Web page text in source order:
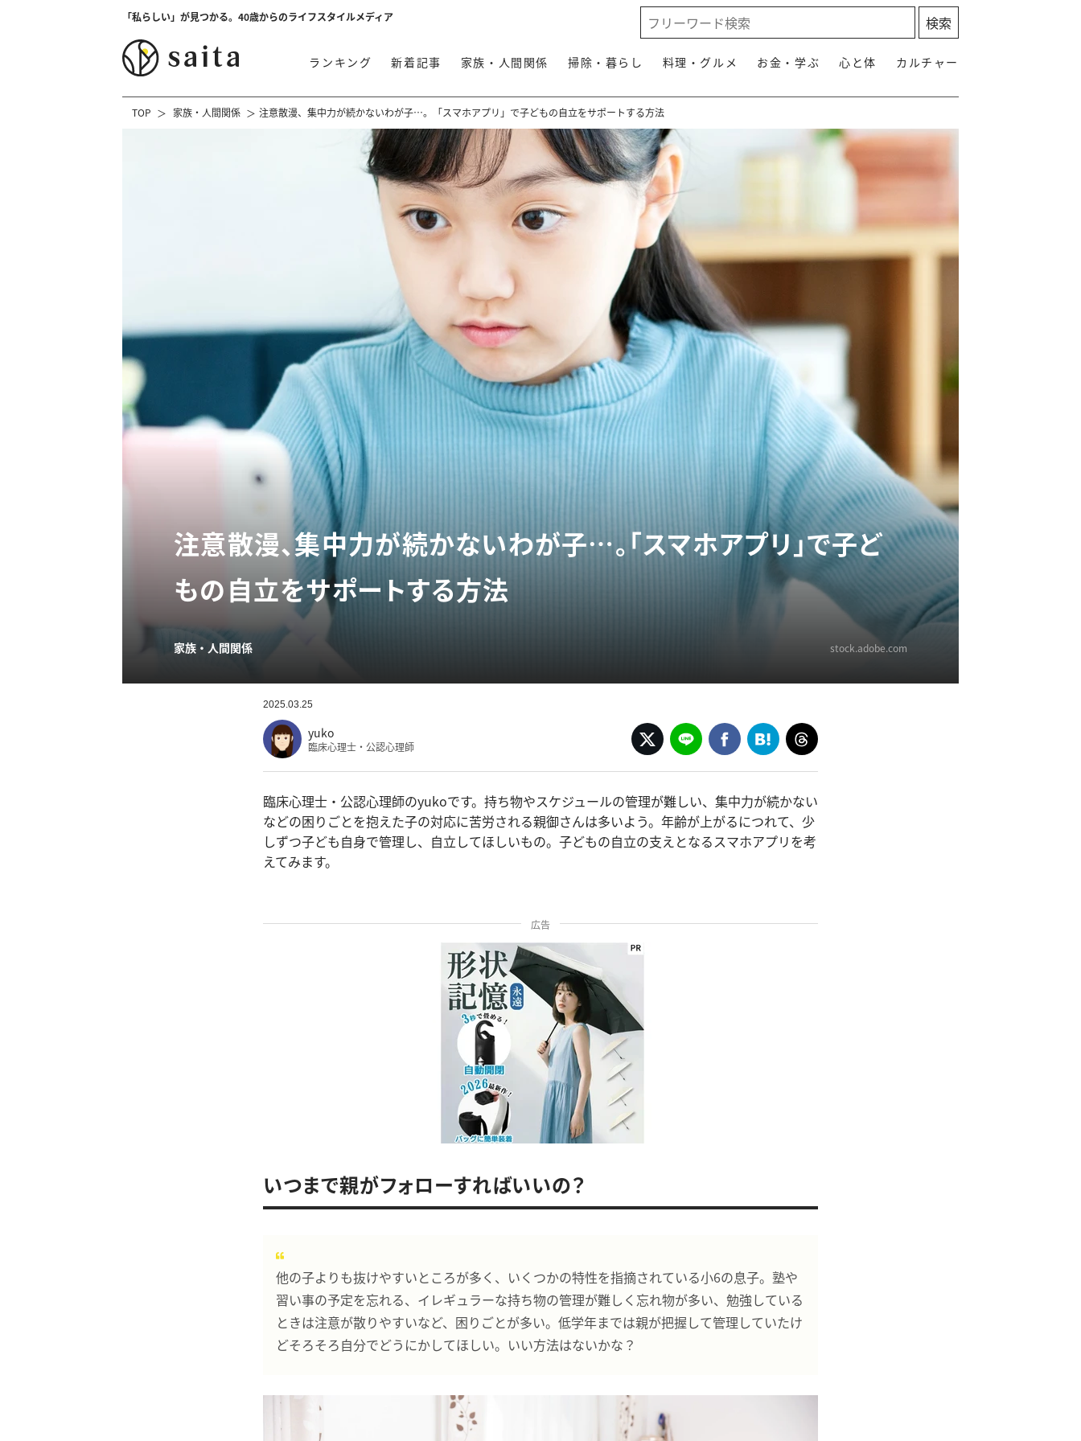
「私らしい」が見つかる。40歳からのライフスタイルメディア
ランキング 新着記事 家族・人間関係 掃除・暮らし 料理・グルメ お金・学ぶ 心と体 カルチャー
TOP 家族・人間関係 注意散漫、集中力が続かないわが子…。「スマホアプリ」で子どもの自立をサポートする方法
注意散漫、集中力が続かないわが子…。「スマホアプリ」で子ど
もの自立をサポートする方法
家族・人間関係 stock.adobe.com
2025.03.25
yuko
臨床心理士・公認心理師
臨床心理士・公認心理師のyukoです。持ち物やスケジュールの管理が難しい、集中力が続かない
などの困りごとを抱えた子の対応に苦労される親御さんは多いよう。年齢が上がるにつれて、少
しずつ子ども自身で管理し、自立してほしいもの。子どもの自立の支えとなるスマホアプリを考
えてみます。
広告
いつまで親がフォローすればいいの？
他の子よりも抜けやすいところが多く、いくつかの特性を指摘されている小6の息子。塾や
習い事の予定を忘れる、イレギュラーな持ち物の管理が難しく忘れ物が多い、勉強している
ときは注意が散りやすいなど、困りごとが多い。低学年までは親が把握して管理していたけ
どそろそろ自分でどうにかしてほしい。いい方法はないかな？